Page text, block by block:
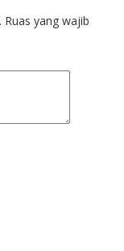
Ruas yang wajib